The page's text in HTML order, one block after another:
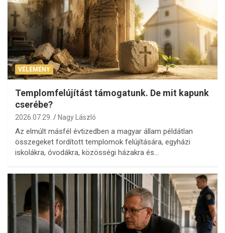
VÉLEMÉNY
Templomfelújítást támogatunk. De mit kapunk
cserébe?
2026.07.29. Nagy László
Az elmúlt másfél évtizedben a magyar állam példátlan
összegeket fordított templomok felújítására, egyházi
iskolákra, óvodákra, közösségi házakra és…